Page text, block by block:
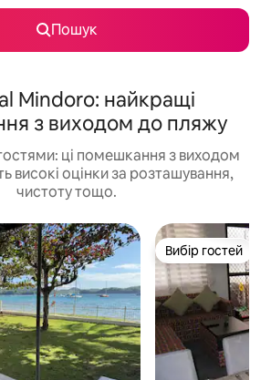
Пошук
Mindoro: найкращі
з виходом до пляжу
ці помешкання з виходом
високі оцінки за розташування,
чистоту тощо.
Вибір гостей
Вибір гостей